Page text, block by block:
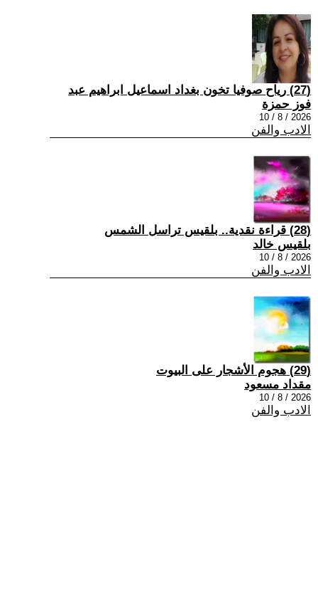
(27) رياح صوفيا تخون بغداد اسماعيل ابراهيم عبد
فوز حمزة
2026 / 8 / 10
الادب والفن
(28) قراءة نقدية.. بلقيس تراسل الشمس
بلقيس خالد
2026 / 8 / 10
الادب والفن
(29) هجوم الأشجار على البيوت
مقداد مسعود
2026 / 8 / 10
الادب والفن